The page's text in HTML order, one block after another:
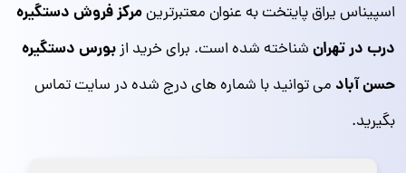
اسپیناس یراق پایتخت به عنوان معتبرترینمرکز فروش دستگیره
درب در تهرانشناخته شده است. برای خرید ازبورس دستگیره
حسن آباد می توانید با شماره های درج شده در سایت تماس
بگیرید.